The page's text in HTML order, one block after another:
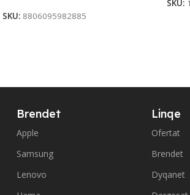
SKU: 8806095982885
SKU:
Brendet
Apple
Samsung
Lenovo
Linqe
Ofertat
Brendet
Dyqanet